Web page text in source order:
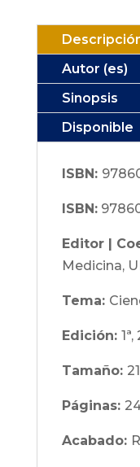
Autor (es)
Sinopsis
Disponible
ISBN:
ISBN:
Editor |
Medicina,
Tema:
Edición:
Tamaño:
Páginas:
Acabado: